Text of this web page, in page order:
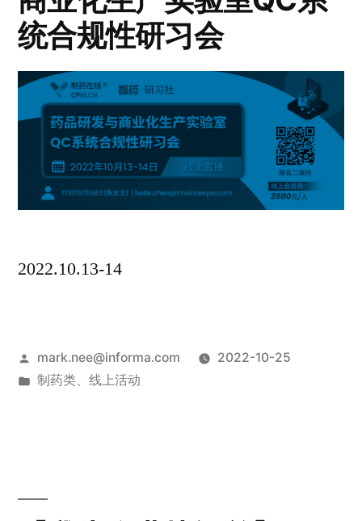
统合规性研习会
2022.10.13-14
mark.nee@informa.com
2022-10-25
制药类、 线上活动